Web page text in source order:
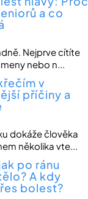
a co
Nejprve cítíte
nebo n...
v
příčiny a
dokáže člověka
několika vte...
po ránu
A kdy
bolest?